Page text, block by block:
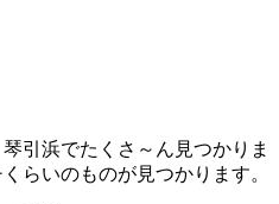
引浜でたくさ～ん見つかりま
らいのものが見つかります。